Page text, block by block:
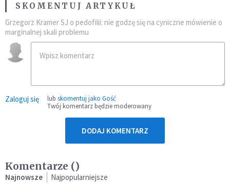
SKOMENTUJ ARTYKUŁ
Grzegorz Kramer SJ o pedofilii: nie godzę się na cyniczne mówienie o
marginalnej skali problemu
Zaloguj się lub skomentuj jako Gość
Twój komentarz będzie moderowany
DODAJ KOMENTARZ
Komentarze ()
Najnowsze Najpopularniejsze